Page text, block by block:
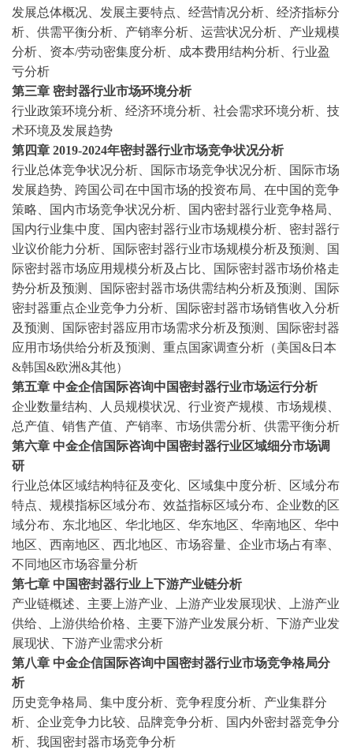
发展总体概况、发展主要特点、经营情况分析、经济指标分
析、供需平衡分析、产销率分析、运营状况分析、产业规模
分析、资本/劳动密集度分析、成本费用结构分析、行业盈
亏分析
第三章 密封器行业市场环境分析
行业政策环境分析、经济环境分析、社会需求环境分析、技
术环境及发展趋势
第四章 2019-2024年密封器行业市场竞争状况分析
行业总体竞争状况分析、国际市场竞争状况分析、国际市场
发展趋势、跨国公司在中国市场的投资布局、在中国的竞争
策略、国内市场竞争状况分析、国内密封器行业竞争格局、
国内行业集中度、国内密封器行业市场规模分析、密封器行
业议价能力分析、国际密封器行业市场规模分析及预测、国
际密封器市场应用规模分析及占比、国际密封器市场价格走
势分析及预测、国际密封器市场供需结构分析及预测、国际
密封器重点企业竞争力分析、国际密封器市场销售收入分析
及预测、国际密封器应用市场需求分析及预测、国际密封器
应用市场供给分析及预测、重点国家调查分析（美国&日本
&韩国&欧洲&其他）
第五章 中金企信国际咨询中国密封器行业市场运行分析
企业数量结构、人员规模状况、行业资产规模、市场规模、
总产值、销售产值、产销率、市场供需分析、供需平衡分析
第六章 中金企信国际咨询中国密封器行业区域细分市场调
研
行业总体区域结构特征及变化、区域集中度分析、区域分布
特点、规模指标区域分布、效益指标区域分布、企业数的区
域分布、东北地区、华北地区、华东地区、华南地区、华中
地区、西南地区、西北地区、市场容量、企业市场占有率、
不同地区市场容量分析
第七章 中国密封器行业上下游产业链分析
产业链概述、主要上游产业、上游产业发展现状、上游产业
供给、上游供给价格、主要下游产业发展分析、下游产业发
展现状、下游产业需求分析
第八章 中金企信国际咨询中国密封器行业市场竞争格局分
析
历史竞争格局、集中度分析、竞争程度分析、产业集群分
析、企业竞争力比较、品牌竞争分析、国内外密封器竞争分
析、我国密封器市场竞争分析